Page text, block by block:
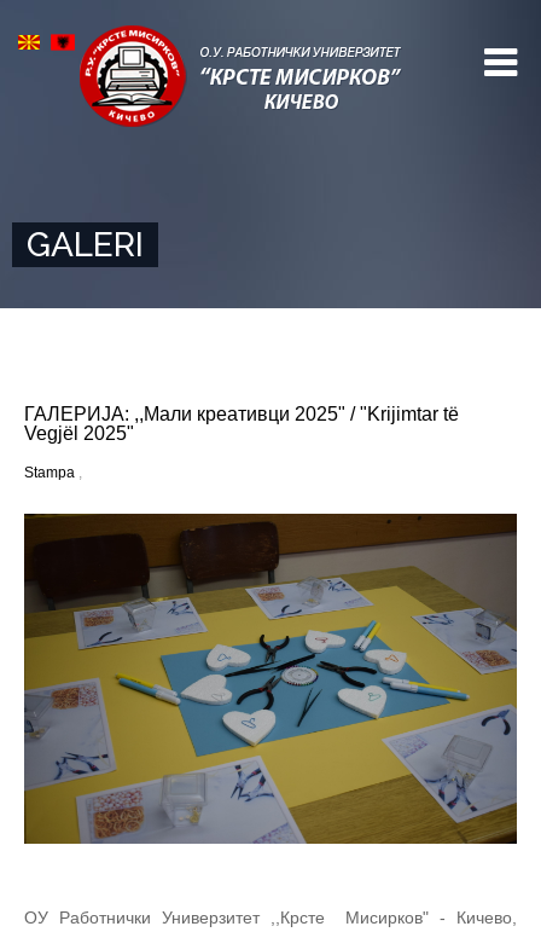
GALERI
ГАЛЕРИЈА: ,,Мали креативци 2025" / "Krijimtar të
Vegjël 2025"
Stampa ,
ОУ Работнички Универзитет ,,Крсте Мисирков" - Кичево,